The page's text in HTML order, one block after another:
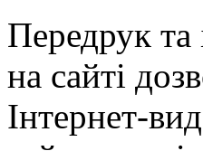
Передрук та
на сайті
Інтернет-